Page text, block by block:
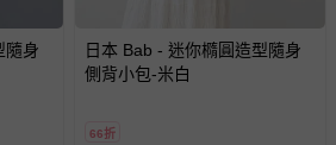
的運送僅限台灣本島。如您位於離島地
，或須依據商品需加收離島運費。廠商
。
隨身
日本 Bab - 迷你橢圓造型隨身
側背小包-米白
66折